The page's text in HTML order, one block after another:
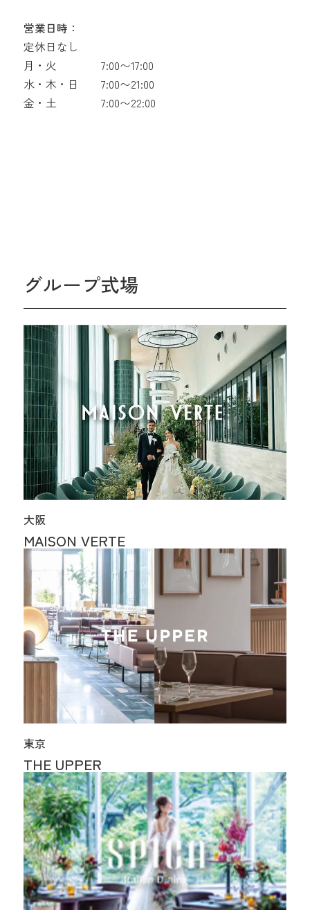
営業日時：
定休日なし
月・火
7:00〜17:00
水・木・日
7:00〜21:00
金・土
7:00〜22:00
グループ式場
大阪
MAISON VERTE
東京
THE UPPER